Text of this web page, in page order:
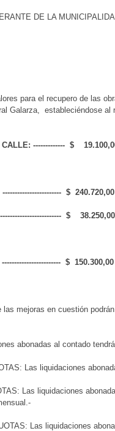
DE LA
para el recupero de las
Galarza, estableciéndose
CALLE: ------------- $
$ 240.720,00
$ 38.250,00
$ 150.300,00
las mejoras en cuestión
abonadas al contado
Las liquidaciones
Las liquidaciones
Las liquidaciones